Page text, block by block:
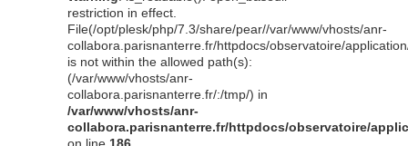
restriction in effect.
File(/opt/plesk/php/7.3/share/pear//var/www/vhosts/anr-
collabora.parisnanterre.fr/httpdocs/observatoire/
is not within the allowed path(s):
(/var/www/vhosts/anr-
collabora.parisnanterre.fr/:/tmp/) in
/var/www/vhosts/anr-
collabora.parisnanterre.fr/httpdocs/observatoire/